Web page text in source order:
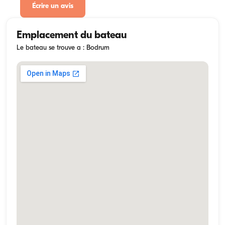
Écrire un avis
Emplacement du bateau
Le bateau se trouve a : Bodrum